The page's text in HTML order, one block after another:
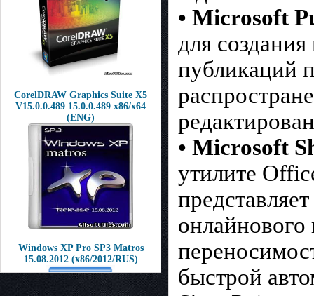
CorelDRAW Graphics Suite X5
V15.0.0.489 15.0.0.489 x86/x64
(ENG)
Windows XP Pro SP3 Matros
15.08.2012 (x86/2012/RUS)
• Microsoft
для
публикаций
• Microsoft
утилите
онлайнового
быстрой